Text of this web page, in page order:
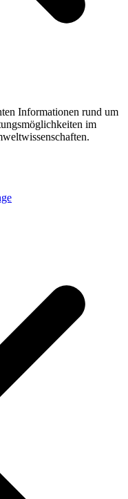
Infor­mationen rund um
im